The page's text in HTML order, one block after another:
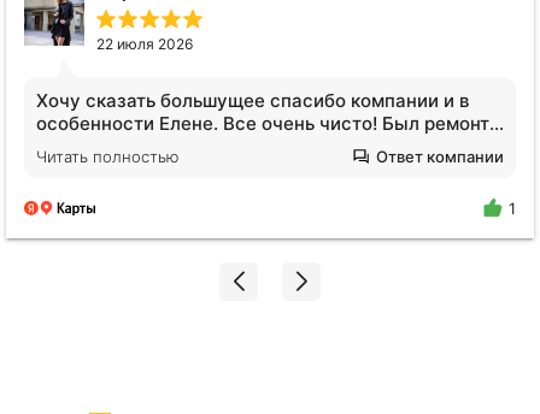
17 июля 2026
Обратилась за услугами клининга. Квартира после
сложных жильцов, вся кухня в жире, ощещение
будто никто не убирался годами. Отмыли все!
Плитка на полу оказалась не черной, я нигде не
легче стало. Спасибо огромное Екатерине!!!
Читать полностью Ответ компании
1